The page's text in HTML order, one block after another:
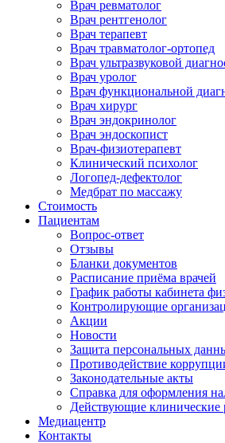
Врач ревматолог
Врач рентгенолог
Врач терапевт
Врач травматолог-ортопед
Врач ультразвуковой
Врач уролог
Врач функциональной
Врач хирург
Врач эндокринолог
Врач эндоскопист
Врач-физиотерапевт
Клинический психолог
Логопед-дефектолог
Медбрат по массажу
Стоимость
Пациентам
Вопрос-ответ
Отзывы
Бланки документов
Расписание приёма врачей
График работы кабинета
Контролирующие
Акции
Новости
Защита персональных
Противодействие
Законодательные акты
Справка для оформления
Действующие клинические
Медиацентр
Контакты